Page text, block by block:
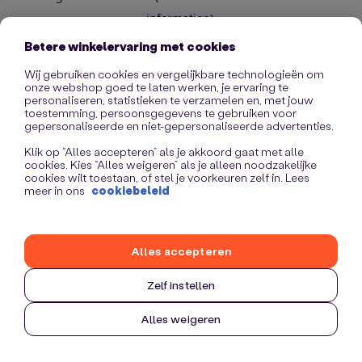
information).
Betere winkelervaring met cookies
Wij gebruiken cookies en vergelijkbare technologieën om
onze webshop goed te laten werken, je ervaring te
personaliseren, statistieken te verzamelen en, met jouw
toestemming, persoonsgegevens te gebruiken voor
gepersonaliseerde en niet-gepersonaliseerde advertenties.
Klik op “Alles accepteren” als je akkoord gaat met alle
cookies. Kies “Alles weigeren” als je alleen noodzakelijke
cookies wilt toestaan, of stel je voorkeuren zelf in. Lees
meer in ons cookiebeleid
Zelf instellen
Alles weigeren
Alles accepteren